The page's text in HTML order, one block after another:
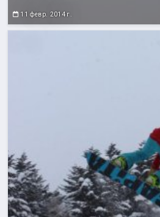
11 февр. 2014 г.